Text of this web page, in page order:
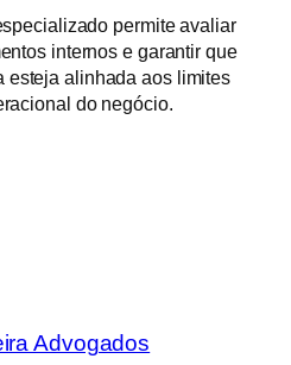
permite avaliar
internos e garantir que
esteja alinhada aos limites
do negócio.